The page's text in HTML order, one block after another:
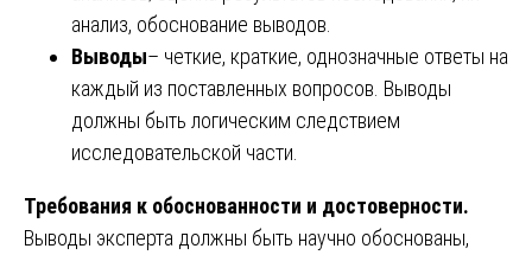
анализ, обоснование выводов.
Выводы– четкие, краткие, однозначные ответы на
каждый из поставленных вопросов. Выводы
должны быть логическим следствием
исследовательской части.
Требования к обоснованности и достоверности.
Выводы эксперта должны быть научно обоснованы,